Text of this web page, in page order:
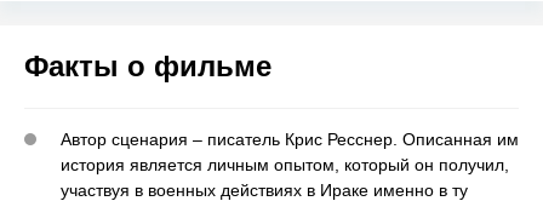
Факты о фильме
Автор сценария – писатель Крис Ресснер. Описанная им
история является личным опытом, который он получил,
участвуя в военных действиях в Ираке именно в ту